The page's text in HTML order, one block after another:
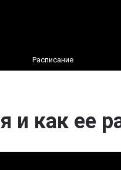
Расписание
и как ее